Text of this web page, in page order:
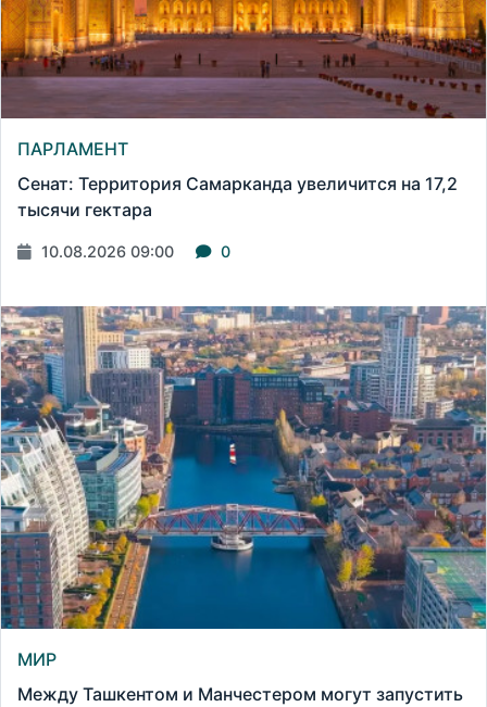
ПАРЛАМЕНТ
Сенат: Территория Самарканда увеличится на 17,2
тысячи гектара
10.08.2026 09:00 0
МИР
Между Ташкентом и Манчестером могут запустить